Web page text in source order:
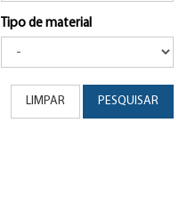
Tipo de material
LIMPAR PESQUISAR